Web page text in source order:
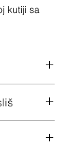
kutiji sa